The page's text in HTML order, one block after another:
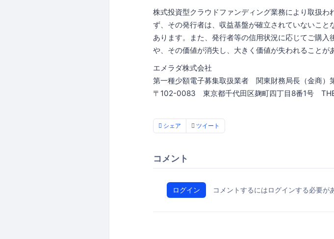
株式投資型クラウドファンディング業務により取扱
ず、その発行者は、収益基盤が確立されていないこ
あります。また、発行者等の信用状況に応じてご購
や、その価値が消失し、大きく価値が失われることが
エメラダ株式会社
第一種少額電子募集取扱業者 関東財務局長（金商）
〒102-0083 東京都千代田区麹町四丁目8番1号
シェア ツイート
コメント
ログイン コメントするにはログインする必要が